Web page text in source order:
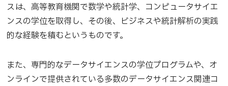
スは、高等教育機関で数学や統計学、コンピュータサイエ
ンスの学位を取得し、その後、ビジネスや統計解析の実践
的な経験を積むというものです。
また、専門的なデータサイエンスの学位プログラムや、オ
ンラインで提供されている多数のデータサイエンス関連コ